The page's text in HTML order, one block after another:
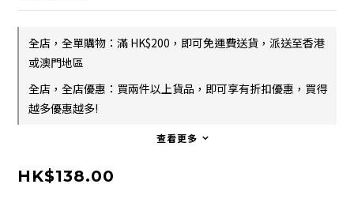
全店，全單購物：滿 HK$200，即可免運費送貨，派送至香港
或澳門地區
全店，全店優惠：買兩件以上貨品，即可享有折扣優惠，買得
越多優惠越多!
查看更多
HK$138.00